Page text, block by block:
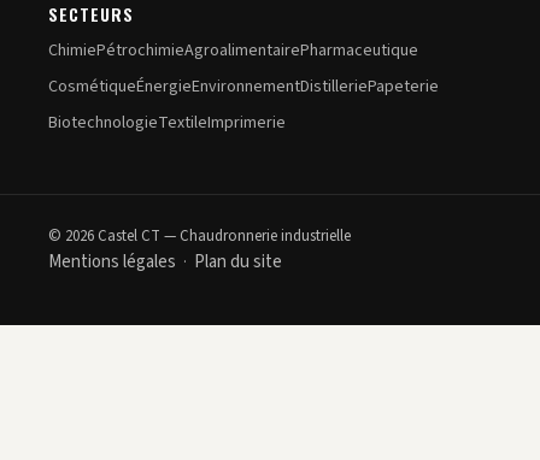
SECTEURS
ChimiePétrochimieAgroalimentairePharmaceutique
CosmétiqueÉnergieEnvironnementDistilleriePapeterie
BiotechnologieTextileImprimerie
© 2026 Castel CT — Chaudronnerie industrielle
Mentions légales · Plan du site